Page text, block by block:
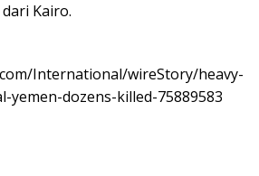
Kairo.
International/wireStory/heavy-
yemen-dozens-killed-75889583